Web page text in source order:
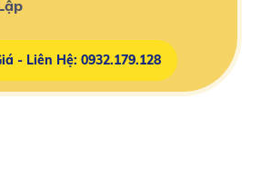
- Liên Hệ: 0932.179.128